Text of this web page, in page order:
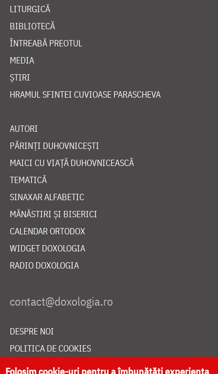
LITURGICĂ
BIBLIOTECĂ
ÎNTREABĂ PREOTUL
MEDIA
ȘTIRI
HRAMUL SFINTEI CUVIOASE PARASCHEVA
AUTORI
PĂRINȚI DUHOVNICEȘTI
MAICI CU VIAȚĂ DUHOVNICEASCĂ
TEMATICĂ
SINAXAR ALFABETIC
MĂNĂSTIRI ȘI BISERICI
CALENDAR ORTODOX
WIDGET DOXOLOGIA
RADIO DOXOLOGIA
DESPRE NOI
POLITICA DE COOKIES
DONEAZĂ ONLINE PENTRU CATEDRALA NAȚIONALĂ
Folosim cookie-uri pentru a îmbunătăți experiența